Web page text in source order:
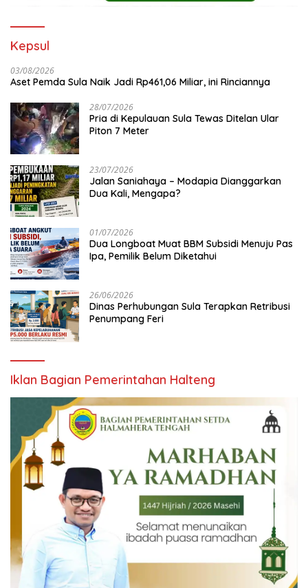
Kepsul
03/08/2026
Aset Pemda Sula Naik Jadi Rp461,06 Miliar, ini Rinciannya
28/07/2026
Pria di Kepulauan Sula Tewas Ditelan Ular
Piton 7 Meter
23/07/2026
Jalan Saniahaya – Modapia Dianggarkan
Dua Kali, Mengapa?
01/07/2026
Dua Longboat Muat BBM Subsidi Menuju Pas
Ipa, Pemilik Belum Diketahui
26/06/2026
Dinas Perhubungan Sula Terapkan Retribusi
Penumpang Feri
Iklan Bagian Pemerintahan Halteng